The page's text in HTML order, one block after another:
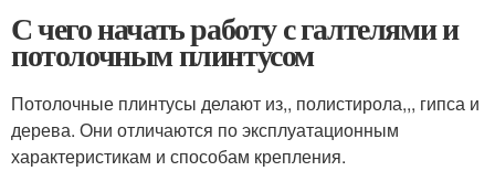
С чего начать работу с галтелями и
потолочным плинтусом
Потолочные плинтусы делают из,, полистирола,,, гипса и
дерева. Они отличаются по эксплуатационным
характеристикам и способам крепления.